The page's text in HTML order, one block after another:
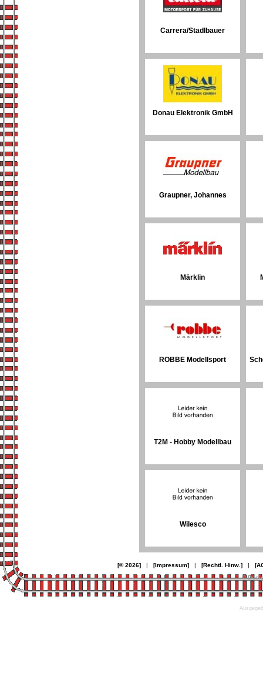
Carrera/Stadlbauer
Donau Elektronik GmbH
Graupner, Johannes
Märklin
ROBBE Modellsport
T2M - Hobby Modellbau
Wilesco
[© 2026]| [Impressum]| [Rechtl. Hinw.]|
©